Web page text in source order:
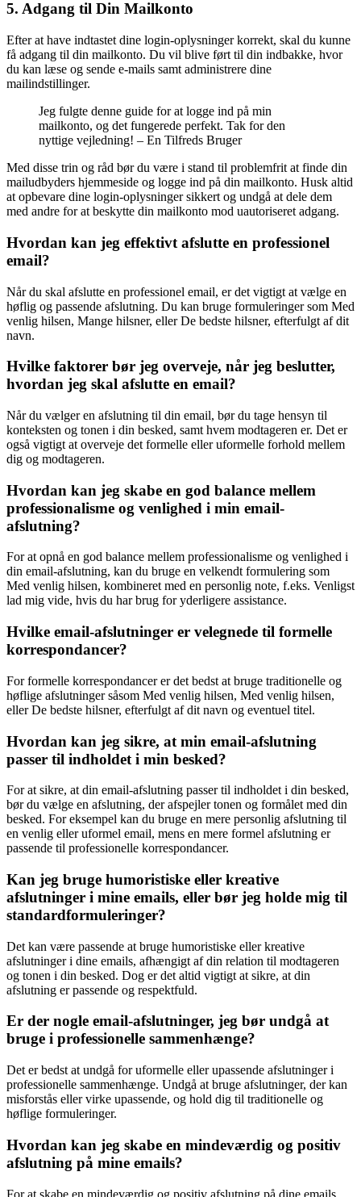
5. Adgang til Din Mailkonto
Efter at have indtastet dine login-oplysninger korrekt, skal du kunne
få adgang til din mailkonto. Du vil blive ført til din indbakke, hvor
du kan læse og sende e-mails samt administrere dine
mailindstillinger.
Jeg fulgte denne guide for at logge ind på min
mailkonto, og det fungerede perfekt. Tak for den
nyttige vejledning! – En Tilfreds Bruger
Med disse trin og råd bør du være i stand til problemfrit at finde din
mailudbyders hjemmeside og logge ind på din mailkonto. Husk altid
at opbevare dine login-oplysninger sikkert og undgå at dele dem
med andre for at beskytte din mailkonto mod uautoriseret adgang.
Hvordan kan jeg effektivt afslutte en professionel
email?
Når du skal afslutte en professionel email, er det vigtigt at vælge en
høflig og passende afslutning. Du kan bruge formuleringer som Med
venlig hilsen, Mange hilsner, eller De bedste hilsner, efterfulgt af dit
navn.
Hvilke faktorer bør jeg overveje, når jeg beslutter,
hvordan jeg skal afslutte en email?
Når du vælger en afslutning til din email, bør du tage hensyn til
konteksten og tonen i din besked, samt hvem modtageren er. Det er
også vigtigt at overveje det formelle eller uformelle forhold mellem
dig og modtageren.
Hvordan kan jeg skabe en god balance mellem
professionalisme og venlighed i min email-
afslutning?
For at opnå en god balance mellem professionalisme og venlighed i
din email-afslutning, kan du bruge en velkendt formulering som
Med venlig hilsen, kombineret med en personlig note, f.eks. Venligst
lad mig vide, hvis du har brug for yderligere assistance.
Hvilke email-afslutninger er velegnede til formelle
korrespondancer?
For formelle korrespondancer er det bedst at bruge traditionelle og
høflige afslutninger såsom Med venlig hilsen, Med venlig hilsen,
eller De bedste hilsner, efterfulgt af dit navn og eventuel titel.
Hvordan kan jeg sikre, at min email-afslutning
passer til indholdet i min besked?
For at sikre, at din email-afslutning passer til indholdet i din besked,
bør du vælge en afslutning, der afspejler tonen og formålet med din
besked. For eksempel kan du bruge en mere personlig afslutning til
en venlig eller uformel email, mens en mere formel afslutning er
passende til professionelle korrespondancer.
Kan jeg bruge humoristiske eller kreative
afslutninger i mine emails, eller bør jeg holde mig til
standardformuleringer?
Det kan være passende at bruge humoristiske eller kreative
afslutninger i dine emails, afhængigt af din relation til modtageren
og tonen i din besked. Dog er det altid vigtigt at sikre, at din
afslutning er passende og respektfuld.
Er der nogle email-afslutninger, jeg bør undgå at
bruge i professionelle sammenhænge?
Det er bedst at undgå for uformelle eller upassende afslutninger i
professionelle sammenhænge. Undgå at bruge afslutninger, der kan
misforstås eller virke upassende, og hold dig til traditionelle og
høflige formuleringer.
Hvordan kan jeg skabe en mindeværdig og positiv
afslutning på mine emails?
For at skabe en mindeværdig og positiv afslutning på dine emails